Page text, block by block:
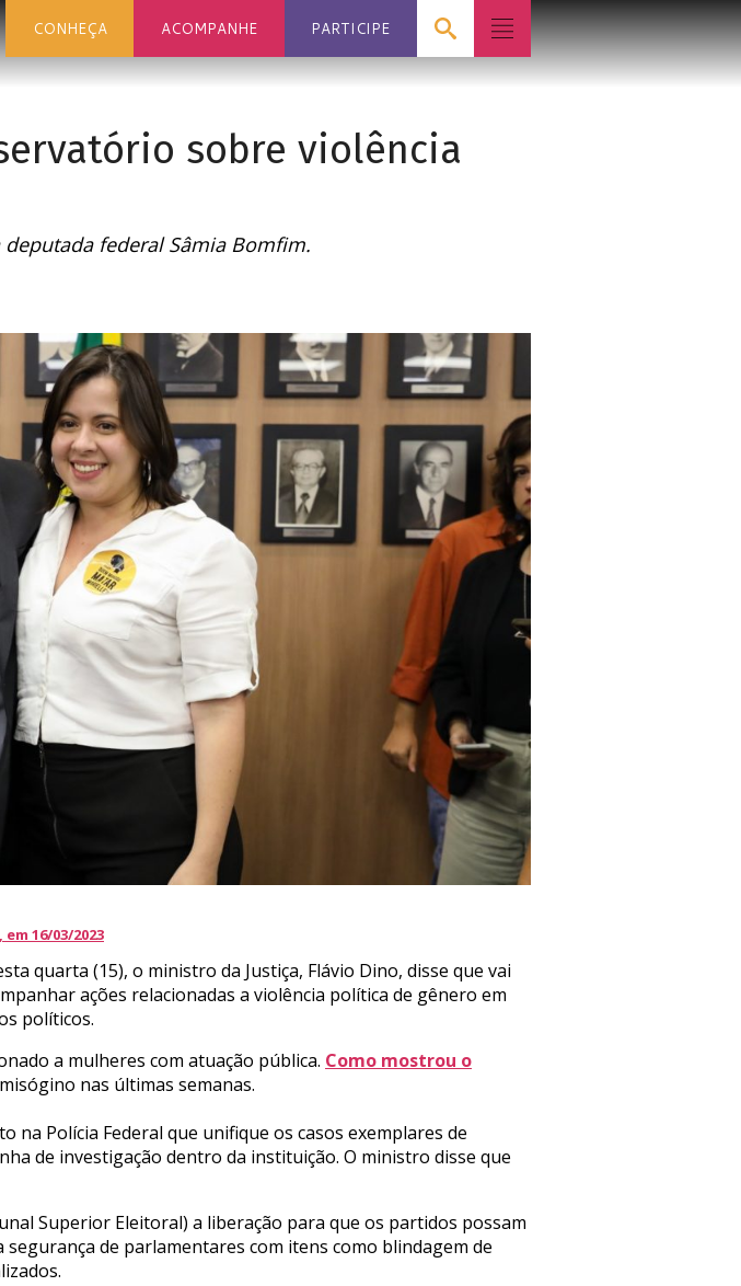
CONHEÇA ACOMPANHE PARTICIPE
sobre violência
federal Sâmia Bomfim.
16/03/2023
quarta (15), o ministro da Justiça, Flávio Dino, disse que vai
ações relacionadas a violência política de gênero em
políticos.
a mulheres com atuação pública. Como mostrou o
nas últimas semanas.
Polícia Federal que unifique os casos exemplares de
de investigação dentro da instituição. O ministro disse que
Superior Eleitoral) a liberação para que os partidos possam
de parlamentares com itens como blindagem de